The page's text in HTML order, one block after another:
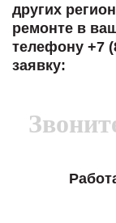
других
ремонте в
телефону +7
заявку: